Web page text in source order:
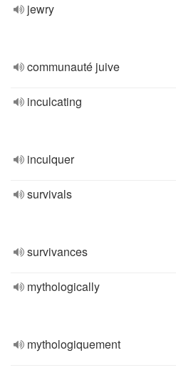
jewry
communauté juive
inculcating
inculquer
survivals
survivances
mythologically
mythologiquement